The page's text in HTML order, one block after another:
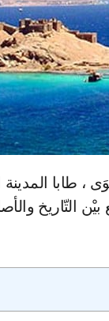
بيْن التّاريخ